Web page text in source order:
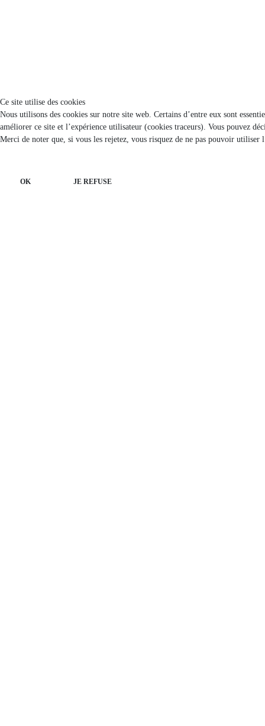
Ce site utilise des cookies
Nous utilisons des cookies sur notre site web. Certains d’entre eux sont
améliorer ce site et l’expérience utilisateur (cookies traceurs). Vous pouvez
Merci de noter que, si vous les rejetez, vous risquez de ne pas pouvoir utiliser
OK JE REFUSE